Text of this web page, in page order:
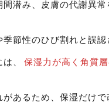
潜み、皮膚の代謝異常
節性のひび割れと誤
、
保湿力が高く角質
あるため、保湿だけ